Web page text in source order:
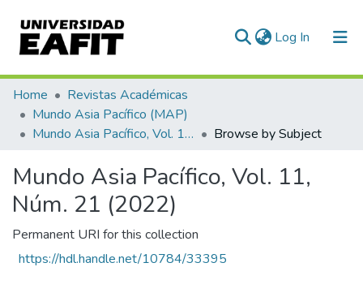
Log In (current)
Communities & Collections
All of DSpace
Home
Revistas Académicas
Mundo Asia Pacífico (MAP)
Mundo Asia Pacífico, Vol. 11, Núm. 21 (2022)
Browse by Subject
Mundo Asia Pacífico, Vol. 11,
Núm. 21 (2022)
Permanent URI for this collection
https://hdl.handle.net/10784/33395